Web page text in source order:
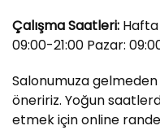
Çalışma Saatleri:
09:00-21:00 Pazar:
Salonumuza
öneririz. Yoğun
etmek için online